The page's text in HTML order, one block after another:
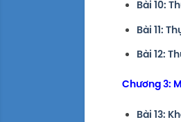
Bài 10:
Bài 11:
Bài 12:
Chương 3:
Bài 13: